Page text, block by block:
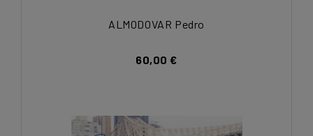
ALMODOVAR Pedro
60,00 €